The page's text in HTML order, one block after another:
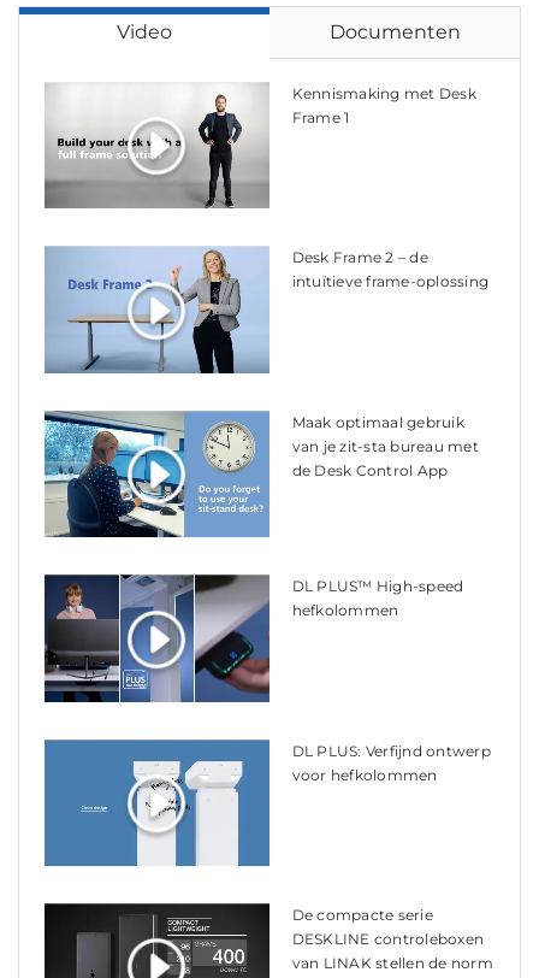
Video Documenten
Kennismaking met Desk
Frame 1
Desk Frame 2 – de
intuïtieve frame-oplossing
Maak optimaal gebruik
van je zit-sta bureau met
de Desk Control App
DL PLUS™ High-speed
hefkolommen
DL PLUS: Verfijnd ontwerp
voor hefkolommen
De compacte serie
DESKLINE controleboxen
van LINAK stellen de norm